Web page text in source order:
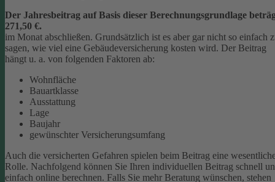
Der Jahresbeitrag auf Basis dieser Berechnungsgrundlage
271,50 €.
im Monat abschließen. Grundsätzlich ist es aber gar nicht so einfach
sagen, wie viel eine Gebäudeversicherung kosten wird. Der Beitrag
hängt u. a. von folgenden Faktoren ab:
Wohnfläche
Bauartklasse
Ausstattung
Lage
Baujahr
gewünschter Versicherungsumfang
Auch die versicherten Gefahren spielen beim Beitrag eine
Rolle. Nachfolgend können Sie Ihren individuellen Beitrag schnell
einfach online berechnen. Falls Sie mehr Beratung wünschen, stehen